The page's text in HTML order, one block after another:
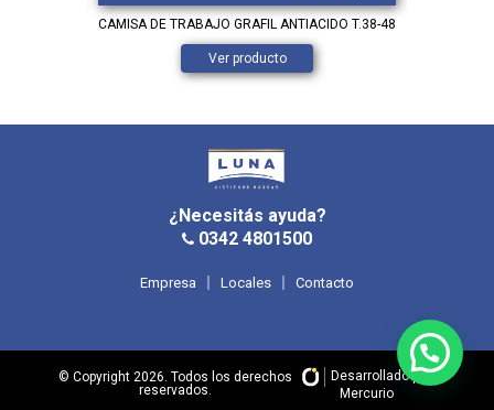
CAMISA DE TRABAJO GRAFIL ANTIACIDO T.38-48
Ver producto
¿Necesitás ayuda?
0342 4801500
Empresa Locales Contacto
© Copyright 2026. Todos los derechos
reservados.
Desarrollado por
Mercurio